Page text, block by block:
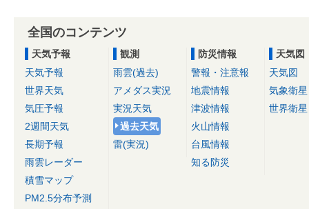
全国のコンテンツ
天気予報
天気予報
世界天気
気圧予報
2週間天気
長期予報
雨雲レーダー
積雪マップ
PM2.5分布予測
観測
雨雲(過去)
アメダス実況
実況天気
過去天気
雷(実況)
防災情報
警報・注意報
地震情報
津波情報
火山情報
台風情報
知る防災
天気図
天気図
気象衛星
世界衛星